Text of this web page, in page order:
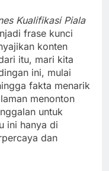
Kualifikasi Piala
frase kunci
konten
itu, mari kita
ini, mulai
fakta menarik
menonton
untuk
ini hanya di
dan